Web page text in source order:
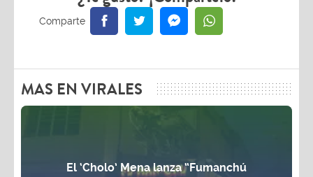
MAS EN VIRALES
El ‘Cholo’ Mena lanza “Fumanchú